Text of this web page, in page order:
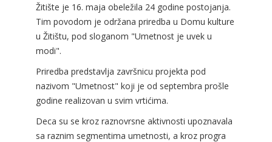
Žitište je 16. maja obeležila 24 godine postojanja.
Tim povodom je održana priredba u Domu kulture
u Žitištu, pod sloganom "Umetnost je uvek u
modi".
Priredba predstavlja završnicu projekta pod
nazivom "Umetnost" koji je od septembra prošle
godine realizovan u svim vrtićima.
Deca su se kroz raznovrsne aktivnosti upoznavala
sa raznim segmentima umetnosti, a kroz progra